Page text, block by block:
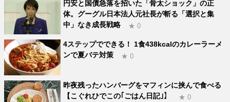
円安と国債急落を招いた「骨太ショック」の正
体。グーグル日本法人元社長が斬る「選択と集
中」なき成長戦略
★ 0
4ステップでできる！ 1食438kcalのカレーラーメ
ンで夏バテ対策
★ 0
昨夜残ったハンバーグをマフィンに挟んで食べる
【こぐれひでこの｢ごはん日記｣】
★ 0